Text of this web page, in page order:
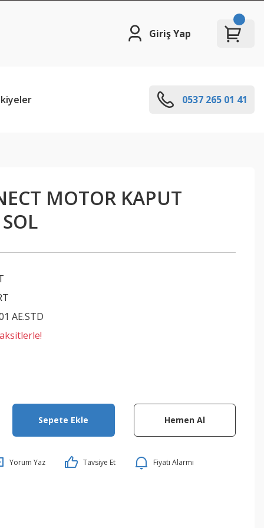
Giriş Yap
0537 265 01 41
MOTOR KAPUT
AE.STD
Sepete Ekle Hemen Al
Yorum Yaz Tavsiye Et Fiyatı Alarmı